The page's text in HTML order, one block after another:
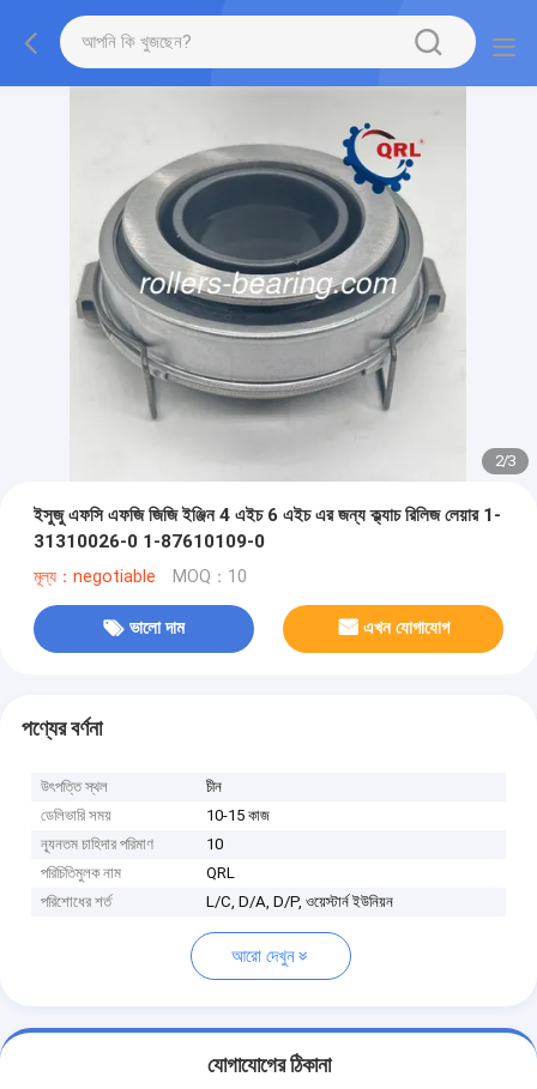
2/3
ইসুজু এফসি এফজি জিজি ইঞ্জিন 4 এইচ 6 এইচ এর জন্য ক্ল্যাচ রিলিজ লেয়ার 1-
31310026-0 1-87610109-0
মূল্য：negotiable MOQ：10
ভালো দাম এখন যোগাযোগ
পণ্যের বর্ণনা
উৎপত্তি স্থল
চীন
ডেলিভারি সময়
10-15 কাজ
ন্যূনতম চাহিদার পরিমাণ
10
পরিচিতিমুলক নাম
QRL
পরিশোধের শর্ত
L/C, D/A, D/P, ওয়েস্টার্ন ইউনিয়ন
আরো দেখুন
যোগাযোগের ঠিকানা